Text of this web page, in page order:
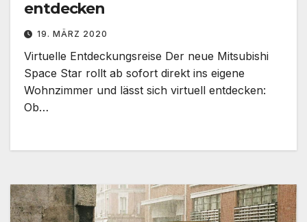
entdecken
19. MÄRZ 2020
Virtuelle Entdeckungsreise Der neue Mitsubishi
Space Star rollt ab sofort direkt ins eigene
Wohnzimmer und lässt sich virtuell entdecken:
Ob…